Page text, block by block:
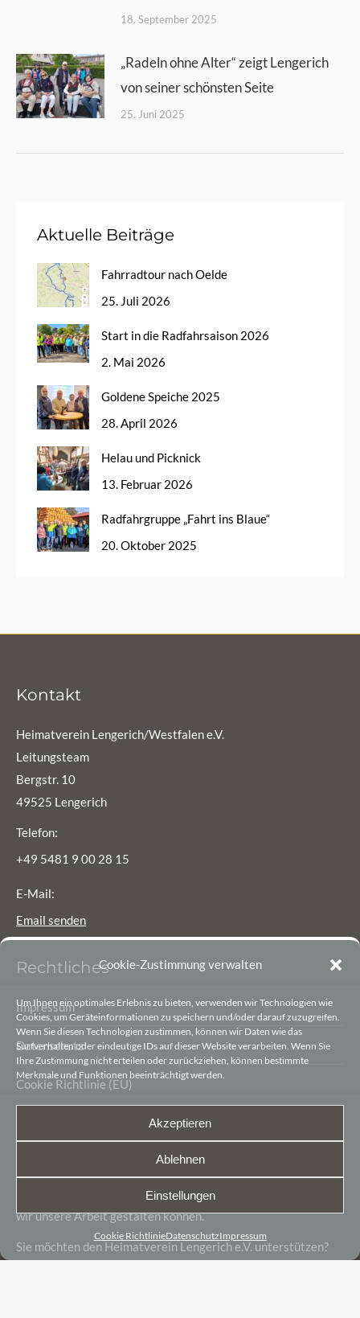
Cookie-Zustimmung verwalten
Um Ihnen ein optimales Erlebnis zu bieten, verwenden wir Technologien wie
Cookies, um Geräteinformationen zu speichern und/oder darauf zuzugreifen.
Wenn Sie diesen Technologien zustimmen, können wir Daten wie das
Surfverhalten oder eindeutige IDs auf dieser Website verarbeiten. Wenn Sie
Ihre Zustimmung nicht erteilen oder zurückziehen, können bestimmte
Merkmale und Funktionen beeinträchtigt werden.
Akzeptieren
Ablehnen
Einstellungen
Cookie RichtlinieDatenschutzImpressum
18. September 2025
„Radeln ohne Alter“ zeigt Lengerich
von seiner schönsten Seite
25. Juni 2025
Aktuelle Beiträge
Fahrradtour nach Oelde
25. Juli 2026
Start in die Radfahrsaison 2026
2. Mai 2026
Goldene Speiche 2025
28. April 2026
Helau und Picknick
13. Februar 2026
Radfahrgruppe „Fahrt ins Blaue“
20. Oktober 2025
Kontakt
Heimatverein Lengerich/Westfalen e.V.
Leitungsteam
Bergstr. 10
49525 Lengerich
Telefon:
+49 5481 9 00 28 15
E-Mail:
Email senden
Rechtliches
Impressum
Datenschutz
Cookie Richtlinie (EU)
Begeisterung. Die letzten 10% sind finanzielle Mittel, damit
wir unsere Arbeit gestalten können.
Sie möchten den Heimatverein Lengerich e.V. unterstützen?